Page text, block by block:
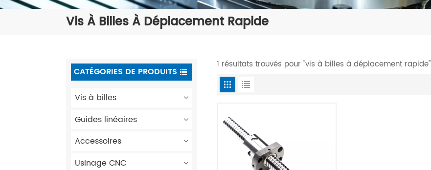
Vis À Billes À Déplacement Rapide
CATÉGORIES DE PRODUITS
Vis à billes
Guides linéaires
Accessoires
Usinage CNC
1 résultats trouvés pour "vis à billes à déplacement rapide"